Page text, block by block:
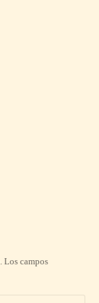
Los campos